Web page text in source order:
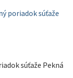
poriadok súťaže
súťaže Pekná